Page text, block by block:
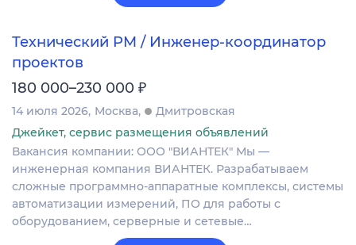
Технический PM / Инженер-координатор
проектов
180 000–230 000 ₽
14 июля 2026 Москва
Дмитровская
Джейкет, сервис размещения объявлений
Вакансия компании: ООО "ВИАНТЕК" Мы —
инженерная компания ВИАНТЕК. Разрабатываем
сложные программно-аппаратные комплексы, системы
автоматизации измерений, ПО для работы с
оборудованием, серверные и сетевые…